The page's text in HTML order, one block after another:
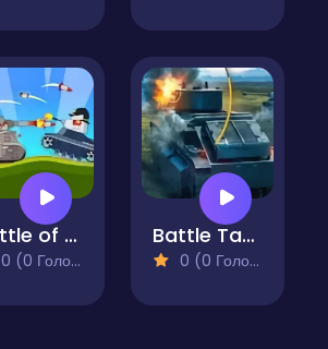
Battle of Tank Steel
0 (0 Голосів)
Battle Tanks
0 (0 Голосів)